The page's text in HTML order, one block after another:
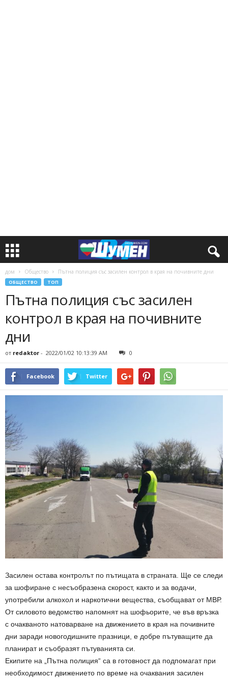
дом Общество Пътна полиция със засилен контрол в края на почивните дни
ОБЩЕСТВО ТОП
Пътна полиция със засилен
контрол в края на почивните
дни
от redaktor - 2022/01/02 10:13:39 AM 0
Facebook Twitter
Засилен остава контролът по пътищата в страната. Ще се следи
за шофиране с несъобразена скорост, както и за водачи,
употребили алкохол и наркотични вещества, съобщават от МВР.
От силовото ведомство напомнят на шофьорите, че във връзка
с очакваното натоварване на движението в края на почивните
дни заради новогодишните празници, е добре пътуващите да
планират и съобразят пътуванията си.
Екипите на „Пътна полиция“ са в готовност да подпомагат при
необходимост движението по време на очаквания засилен